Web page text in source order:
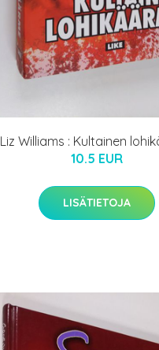
Liz Williams : Kultainen
10.5 EUR
LISÄTIETOJA